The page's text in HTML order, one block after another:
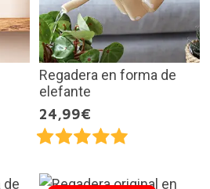
Regadera en forma de
elefante
24,99€